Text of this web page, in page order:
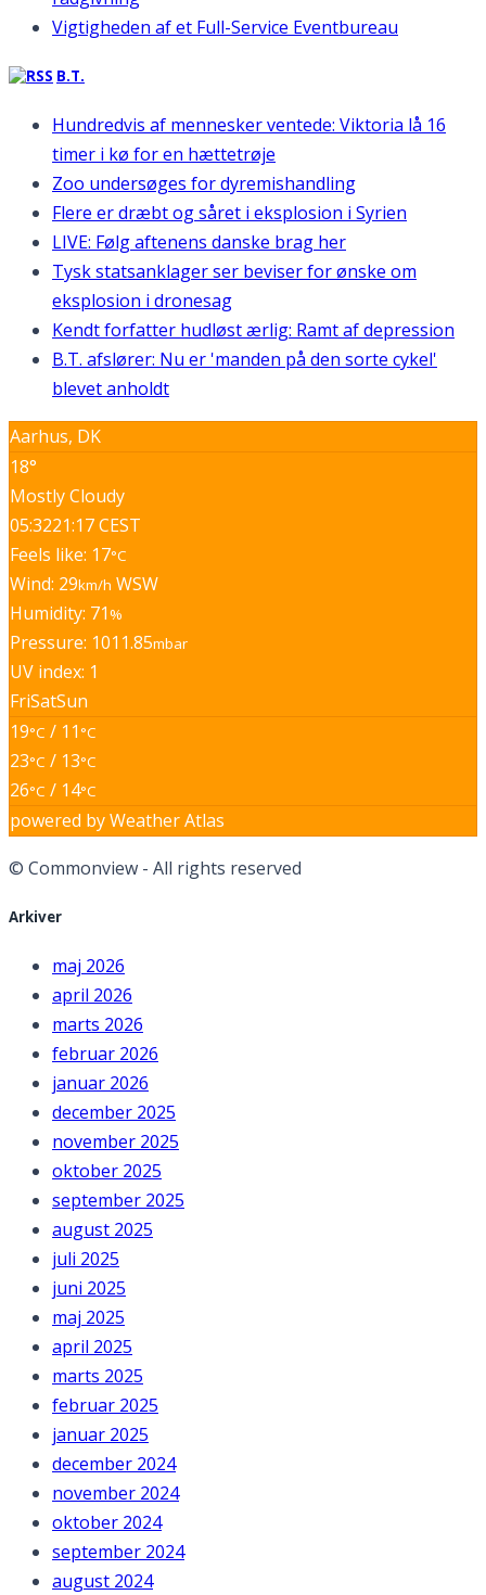
Vigtigheden af et Full-Service Eventbureau
B.T.
Hundredvis af mennesker ventede: Viktoria lå 16
timer i kø for en hættetrøje
Zoo undersøges for dyremishandling
Flere er dræbt og såret i eksplosion i Syrien
LIVE: Følg aftenens danske brag her
Tysk statsanklager ser beviser for ønske om
eksplosion i dronesag
Kendt forfatter hudløst ærlig: Ramt af depression
B.T. afslører: Nu er 'manden på den sorte cykel'
blevet anholdt
Aarhus, DK
18°
Mostly Cloudy
05:3221:17 CEST
Feels like: 17°C
Wind: 29km/h WSW
Humidity: 71%
Pressure: 1011.85mbar
UV index: 1
FriSatSun
19°C / 11 °C
23°C / 13°C
26°C / 14°C
powered byWeather Atlas
© Commonview - All rights reserved
Arkiver
maj 2026
april 2026
marts 2026
februar 2026
januar 2026
december 2025
november 2025
oktober 2025
september 2025
august 2025
juli 2025
juni 2025
maj 2025
april 2025
marts 2025
februar 2025
januar 2025
december 2024
november 2024
oktober 2024
september 2024
august 2024